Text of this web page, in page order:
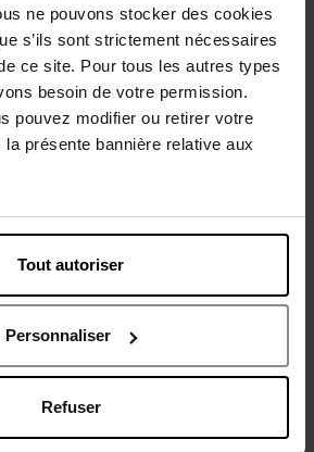
ne pouvons stocker des cookies
s’ils sont strictement nécessaires
ce site. Pour tous les autres types
besoin de votre permission.
pouvez modifier ou retirer votre
présente bannière relative aux
Tout autoriser
Personnaliser
Refuser
relative aux avis des clients